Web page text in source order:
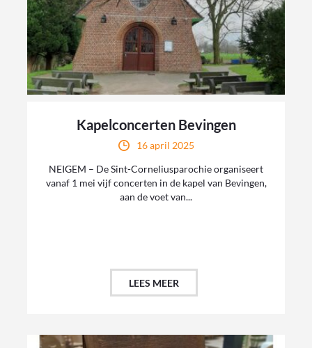
Kapelconcerten Bevingen
16 april 2025
NEIGEM – De Sint-Corneliusparochie organiseert
vanaf 1 mei vijf concerten in de kapel van Bevingen,
aan de voet van...
LEES MEER